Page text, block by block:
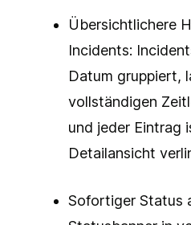
Übersichtlichere
Incidents:
Datum gruppiert,
vollständigen
und jeder Eintrag
Detailansicht
Sofortiger Status